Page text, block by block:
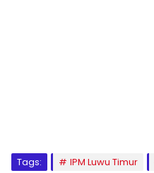
Tags: IPM Luwu Timur